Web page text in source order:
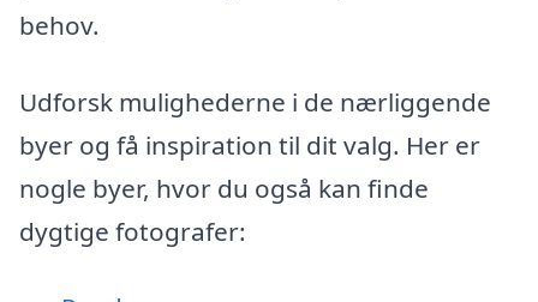
behov.
Udforsk mulighederne i de nærliggende
byer og få inspiration til dit valg. Her er
nogle byer, hvor du også kan finde
dygtige fotografer: